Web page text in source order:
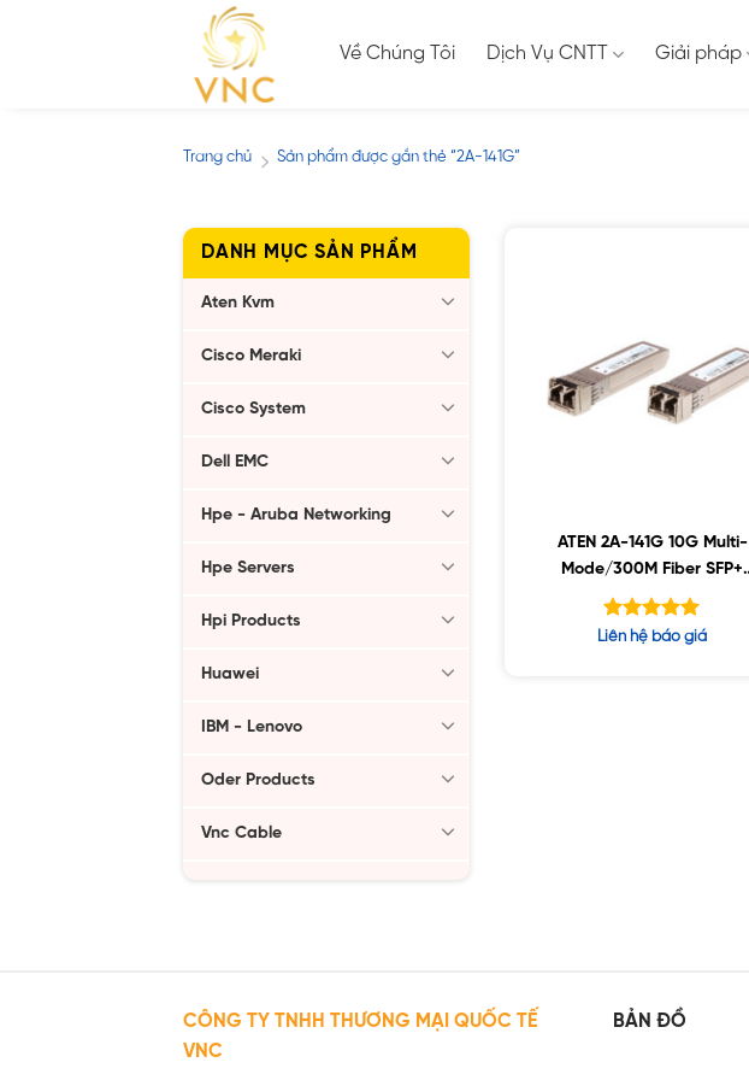
Về Chúng Tôi Dịch Vụ CNTT Giải pháp
Trang chủ / Sản phẩm được gắn thẻ “2A-141G”
DANH MỤC SẢN PHẨM
Aten Kvm
Cisco Meraki
Cisco System
Dell EMC
Hpe - Aruba Networking
Hpe Servers
Hpi Products
Huawei
IBM - Lenovo
Oder Products
Vnc Cable
ATEN 2A-141G 10G Multi-
Mode/300M Fiber SFP+
Module
Được xếp
Liên hệ báo giá
CÔNG TY TNHH THƯƠNG MẠI QUỐC TẾ
VNC
BẢN ĐỒ